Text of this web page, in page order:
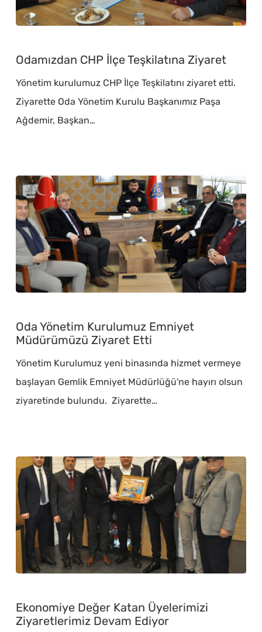
CHP
Teşkilatına
Ziyaret
Odamızdan CHP İlçe Teşkilatına Ziyaret
Yönetim kurulumuz CHP İlçe Teşkilatını ziyaret etti.
Ziyarette Oda Yönetim Kurulu Başkanımız Paşa
Ağdemir, Başkan…
Yönetim
Kurulumuz
Emniyet
Müdürümüzü
Ziyaret
Oda Yönetim Kurulumuz Emniyet
Müdürümüzü Ziyaret Etti
Yönetim Kurulumuz yeni binasında hizmet vermeye
başlayan Gemlik Emniyet Müdürlüğü'ne hayırı olsun
ziyaretinde bulundu. Ziyarette…
Değer
Katan
Ekonomiye Değer Katan Üyelerimizi
Ziyaretlerimiz Devam Ediyor